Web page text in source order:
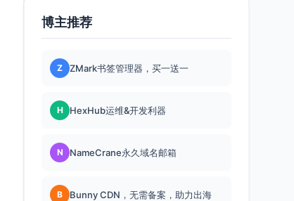
博主推荐
Z ZMark书签管理器，买一送一
H HexHub运维&开发利器
N NameCrane永久域名邮箱
B Bunny CDN，无需备案，助力出海